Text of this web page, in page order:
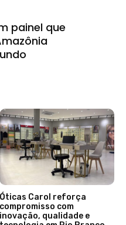
painel que
Óticas Carol reforça
compromisso com
inovação, qualidade e